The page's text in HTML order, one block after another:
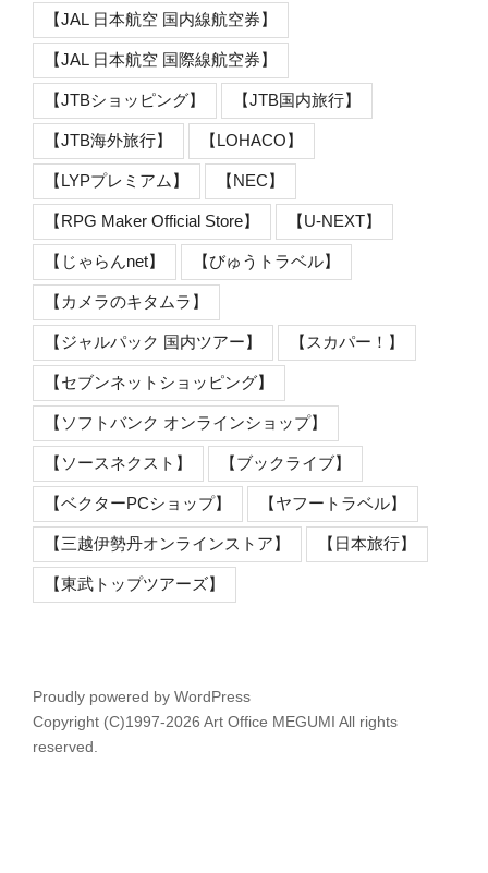
【JAL 日本航空 国内線航空券】
【JAL 日本航空 国際線航空券】
【JTBショッピング】 【JTB国内旅行】
【JTB海外旅行】 【LOHACO】
【LYPプレミアム】 【NEC】
【RPG Maker Official Store】 【U-NEXT】
【じゃらんnet】 【びゅうトラベル】
【カメラのキタムラ】
【ジャルパック 国内ツアー】 【スカパー！】
【セブンネットショッピング】
【ソフトバンク オンラインショップ】
【ソースネクスト】 【ブックライブ】
【ベクターPCショップ】 【ヤフートラベル】
【三越伊勢丹オンラインストア】 【日本旅行】
【東武トップツアーズ】
Proudly powered by WordPress
Copyright (C)1997-2026 Art Office MEGUMI All rights
reserved.